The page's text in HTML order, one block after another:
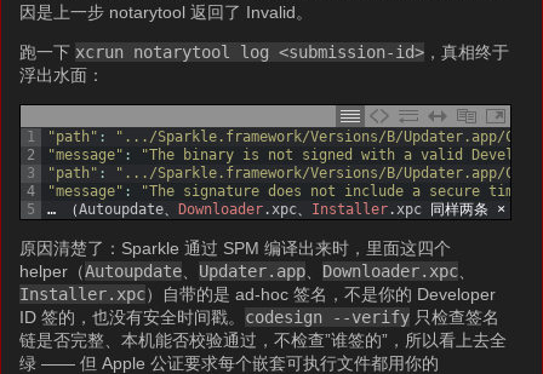
因是上一步 notarytool 返回了 Invalid。
跑一下 xcrun notarytool log <submission-id> ，真相终于
浮出水面：
1
2
3
4
5
"path" :
".../Sparkle.framework/Versions/B/Updater.app/
"message" :
"The binary is not signed with a valid
"path" :
".../Sparkle.framework/Versions/B/Updater.app/
"message" :
"The signature does not include a secure
…
（Autoupdate 、Downloader. xpc Installer. xpc 同样两条 ×
原因清楚了：Sparkle 通过 SPM 编译出来时，里面这四个
helper（Autoupdate Updater.app Downloader.xpc
Installer.xpc）自带的是 ad-hoc 签名，不是你的 Developer
ID 签的，也没有安全时间戳。 codesign --verify 只检查签名
链是否完整、本机能否校验通过，不检查”谁签的”，所以看上去全
绿 —— 但 Apple 公证要求每个嵌套可执行文件都用你的